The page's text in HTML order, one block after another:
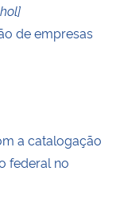
de empresas
a catalogação
federal no